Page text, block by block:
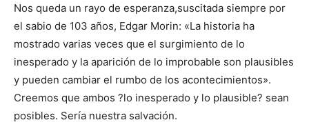
Nos queda un rayo de esperanza,suscitada siempre por
el sabio de 103 años, Edgar Morin: «La historia ha
mostrado varias veces que el surgimiento de lo
inesperado y la aparición de lo improbable son plausibles
y pueden cambiar el rumbo de los acontecimientos».
Creemos que ambos ?lo inesperado y lo plausible? sean
posibles. Sería nuestra salvación.